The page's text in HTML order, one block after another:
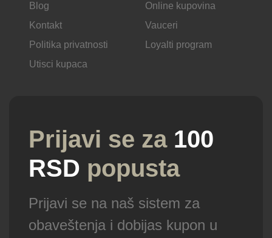
Blog
Kontakt
Politika privatnosti
Utisci kupaca
Online kupovina
Vauceri
Loyalti program
Prijavi se za 100
RSD popusta
Prijavi se na naš sistem za
obaveštenja i dobijas kupon u